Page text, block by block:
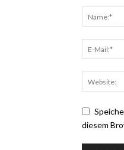
diesem